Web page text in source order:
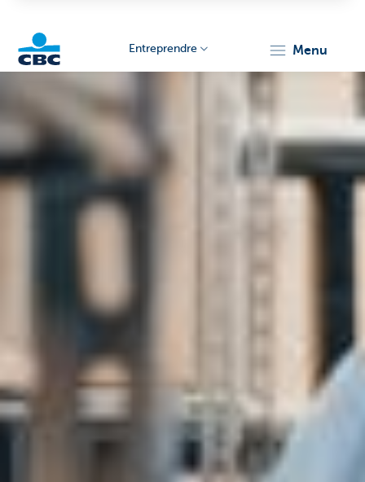
Entreprendre menu